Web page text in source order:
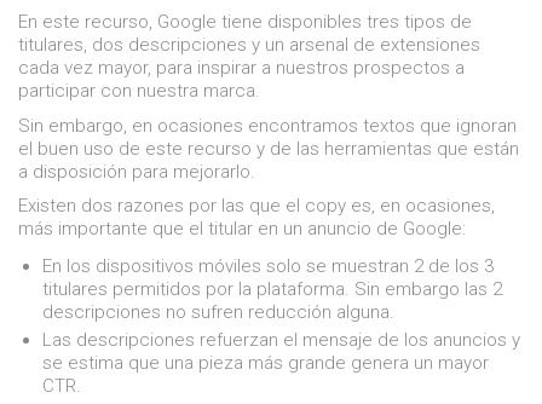
En este recurso, Google tiene disponibles tres tipos de
titulares, dos descripciones y un arsenal de extensiones
cada vez mayor, para inspirar a nuestros prospectos a
participar con nuestra marca.
Sin embargo, en ocasiones encontramos textos que ignoran
el buen uso de este recurso y de las herramientas que están
a disposición para mejorarlo.
Existen dos razones por las que el copy es, en ocasiones,
más importante que el titular en un anuncio de Google:
En los dispositivos móviles solo se muestran 2 de los 3
titulares permitidos por la plataforma. Sin embargo las 2
descripciones no sufren reducción alguna.
Las descripciones refuerzan el mensaje de los anuncios y
se estima que una pieza más grande genera un mayor
CTR.